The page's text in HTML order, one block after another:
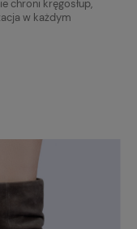
chroni kręgosłup,
w każdym